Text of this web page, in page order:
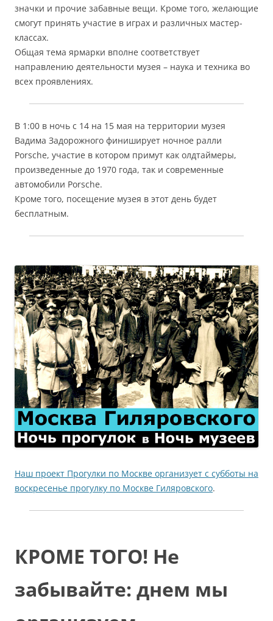
значки и прочие забавные вещи. Кроме того, желающие
смогут принять участие в играх и различных мастер-
классах.
Общая тема ярмарки вполне соответствует
направлению деятельности музея – наука и техника во
всех проявлениях.
В 1:00 в ночь с 14 на 15 мая на территории музея
Вадима Задорожного финиширует ночное ралли
Porsche, участие в котором примут как олдтаймеры,
произведенные до 1970 года, так и современные
автомобили Porsche.
Кроме того, посещение музея в этот день будет
бесплатным.
Наш проект Прогулки по Москве организует с субботы на
воскресенье прогулку по Москве Гиляровского.
КРОМЕ ТОГО! Не
забывайте: днем мы